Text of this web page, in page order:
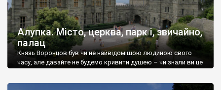
Алупка. Місто, церква, парк і, звичайно,
палац
Князь Воронцов був чи не найвідомішою людиною свого
часу, але давайте не будемо кривити душею – чи знали ви це